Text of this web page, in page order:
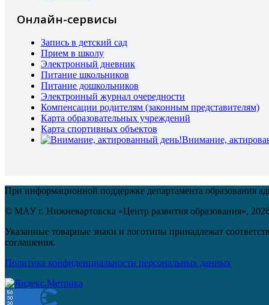
Онлайн-сервисы
Запись в детский сад
Прием в школу
Электронный дневник
Питание школьников
Питание дошкольников
Электронный журнал очередности
Компенсации родителям (законным представителям)
Карта образовательных учреждений
Карта спортивных объектов
Внимание,
При информационной поддержке департамента образования
© МАУ г. Нижневартовска «Центр развития образования»,
Указанные товарные знаки и логотипы принадлежат
соглашения.
Политика конфиденциальности персональных данных